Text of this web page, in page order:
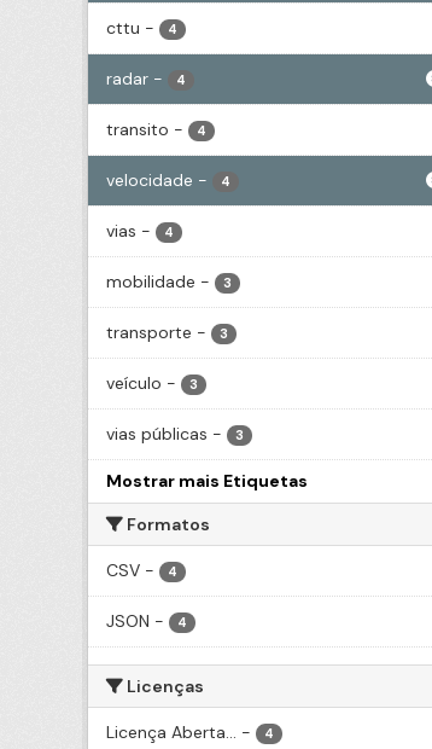
cttu - 4
radar - 4
transito - 4
velocidade - 4
vias - 4
mobilidade - 3
transporte - 3
veículo - 3
vias públicas - 3
Mostrar mais Etiquetas
Formatos
CSV - 4
JSON - 4
Licenças
Licença Aberta... - 4